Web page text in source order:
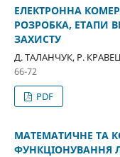
ЕЛЕКТРОННА
РОЗРОБКА, ЕТАПИ
ЗАХИСТУ
Д. ТАЛАНЧУК, Р.
66-72
PDF
МАТЕМАТИЧНЕ ТА
ФУНКЦІОНУВАННЯ